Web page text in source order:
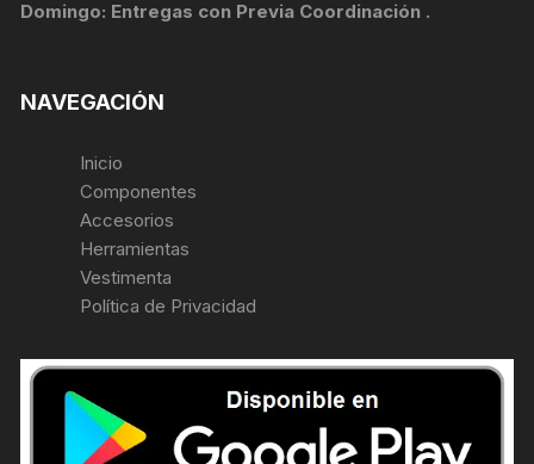
Domingo: Entregas con Previa Coordinación .
NAVEGACIÓN
Inicio
Componentes
Accesorios
Herramientas
Vestimenta
Política de Privacidad